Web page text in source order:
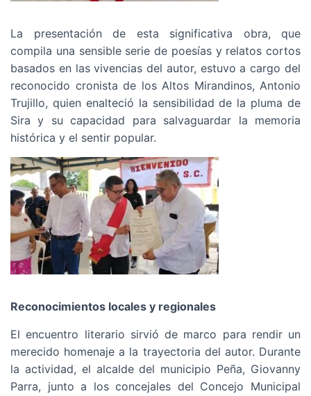
La presentación de esta significativa obra, que
compila una sensible serie de poesías y relatos cortos
basados en las vivencias del autor, estuvo a cargo del
reconocido cronista de los Altos Mirandinos, Antonio
Trujillo, quien enalteció la sensibilidad de la pluma de
Sira y su capacidad para salvaguardar la memoria
histórica y el sentir popular.
Reconocimientos locales y regionales
El encuentro literario sirvió de marco para rendir un
merecido homenaje a la trayectoria del autor. Durante
la actividad, el alcalde del municipio Peña, Giovanny
Parra, junto a los concejales del Concejo Municipal